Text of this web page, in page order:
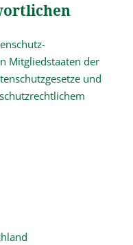
Mitgliedstaaten der
und